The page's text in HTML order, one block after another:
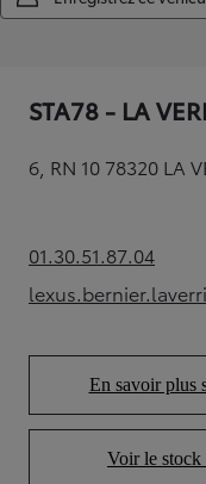
STA78 - LA
6, RN 10 78320 LA
01.30.51.87.04
(Opens in
En savoir plus
Voir le stock